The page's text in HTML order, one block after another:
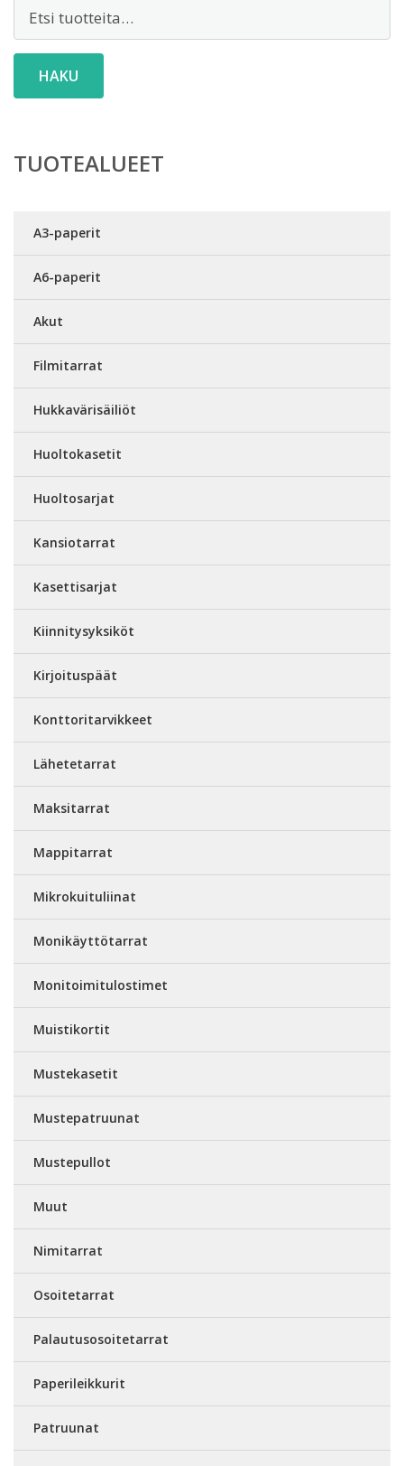
HAKU
TUOTEALUEET
A3-paperit
A6-paperit
Akut
Filmitarrat
Hukkavärisäiliöt
Huoltokasetit
Huoltosarjat
Kansiotarrat
Kasettisarjat
Kiinnitysyksiköt
Kirjoituspäät
Konttoritarvikkeet
Lähetetarrat
Maksitarrat
Mappitarrat
Mikrokuituliinat
Monikäyttötarrat
Monitoimitulostimet
Muistikortit
Mustekasetit
Mustepatruunat
Mustepullot
Muut
Nimitarrat
Osoitetarrat
Palautusosoitetarrat
Paperileikkurit
Patruunat